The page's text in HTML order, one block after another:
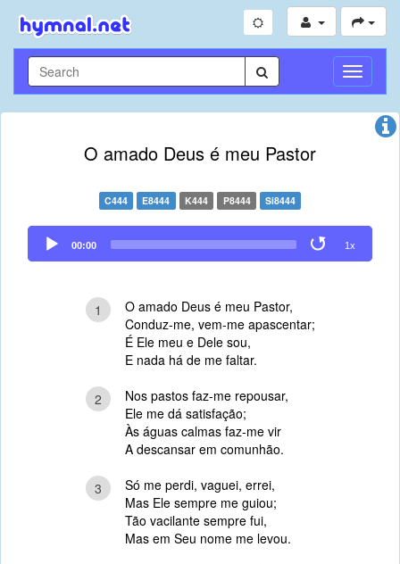
Toggle
O amado Deus é meu Pastor
C444 E8444 K444 P8444 Si8444
Audio
Player
00:00 1x
1
O amado Deus é meu Pastor,
Conduz-me, vem-me apascentar;
É Ele meu e Dele sou,
E nada há de me faltar.
2
Nos pastos faz-me repousar,
Ele me dá satisfação;
Às águas calmas faz-me vir
A descansar em comunhão.
3
Só me perdi, vaguei, errei,
Mas Ele sempre me guiou;
Tão vacilante sempre fui,
Mas em Seu nome me levou.